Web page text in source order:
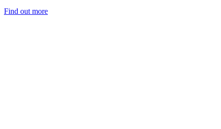
Find out more